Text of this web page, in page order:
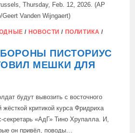
Thursday, Feb. 12, 2026. (AP
Geert Vanden Wijngaert)
/ НОВОСТИ / ПОЛИТИКА /
ПИСТОРИУС
МЕШКИ ДЛЯ
будут вывозить с восточного
критикой курса Фридриха
«АдГ» Тино Хрупалла. И,
он привёл, поводы…